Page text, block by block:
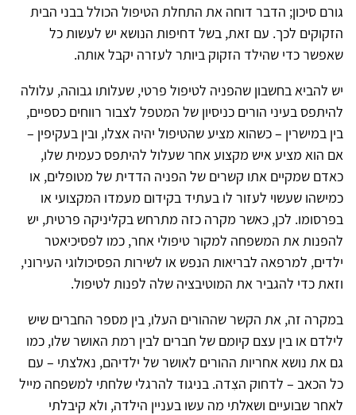
גורם סיכון; הדבר דוחה את התחלת הטיפול הכולל בבני הבית
הזקוקים לכך. עם זאת, בשל דחיפות הנושא יש לעשות כל
שאפשר כדי שהילד הזקוק ביותר לעזרה יקבל אותה.
יש להביא בחשבון שהפניה לטיפול פרטי, שעלותו גבוהה, עלולה
להיתפס בעיני הורים כניסיון של המטפל לצבור רווחים כספיים,
בין במישרין – כשהוא מציע שהטיפול יהיה אצלו, ובין בעקיפין –
אם הוא מציע איש מקצוע אחר שעלול להיתפס כעמית שלו,
כאדם שמקיים אתו קשרים של הפניה הדדית של מטופלים, או
כמישהו שעשוי לעזור לו בעתיד בקידום מעמדו המקצועי או
בפרסומו. לכן, כאשר מקרה כזה מתרחש בקליניקה פרטית, יש
להפנות את המשפחה למקור טיפולי אחר, כמו לפסיכיאטר
ילדים, למרפאה לבריאות הנפש או לשירות הפסיכולוגי העירוני,
וזאת כדי להגביר את המוטיבציה שלה לפנות לטיפול.
במקרה זה, את הקשר שההורים העלו, בין מספר החברים שיש
לילדם או בין עצם קיומם של חברים לבין רמת האושר שלו, כמו
גם את נושא אחריות ההורים לאושר של ילדיהם, נאלצתי – עם
כל הכאב – לדחוק הצִדה. בניגוד להרגלי שלחתי למשפחה מייל
לאחר שבועיים ושאלתי מה עשו בעניין הילדה, ולא קיבלתי